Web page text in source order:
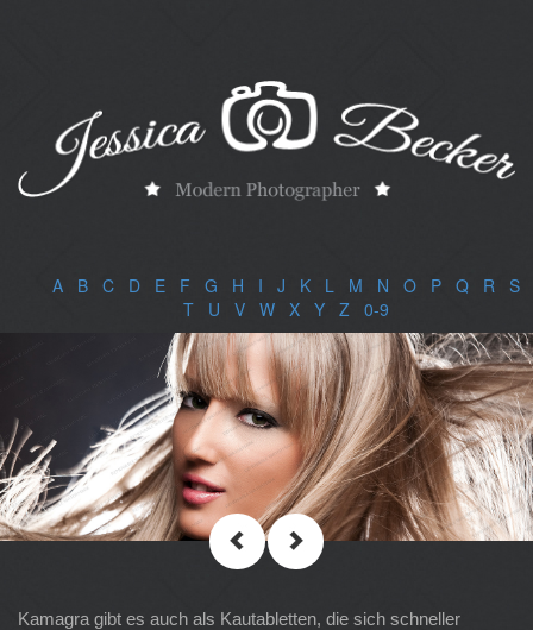
A| B| C| D| E| F G H I J K| L M N O| P| Q| R S|
T| U V| W| X| Y| Z 0-9
Kamagra gibt es auch als Kautabletten, die sich schneller